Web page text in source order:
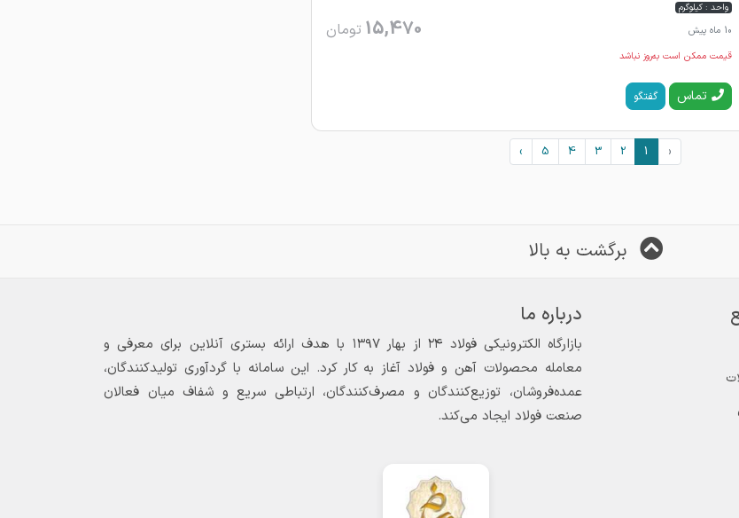
واحد : کیلوگرم
10 ماه پیش
15,470 تومان
قیمت ممکن است به‌روز نباشد
تماس گفتگو
‹
1
2
3
4
5
›
برگشت به بالا
درباره ما
بازارگاه الکترونیکی فولاد ۲۴ از بهار ۱۳۹۷ با هدف ارائه بستری آنلاین برای معرفی و
معامله محصولات آهن و فولاد آغاز به کار کرد. این سامانه با گردآوری تولیدکنندگان،
عمده‌فروشان، توزیع‌کنندگان و مصرف‌کنندگان، ارتباطی سریع و شفاف میان فعالان
صنعت فولاد ایجاد می‌کند.